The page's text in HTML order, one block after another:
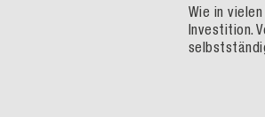
Wie in
Investition.